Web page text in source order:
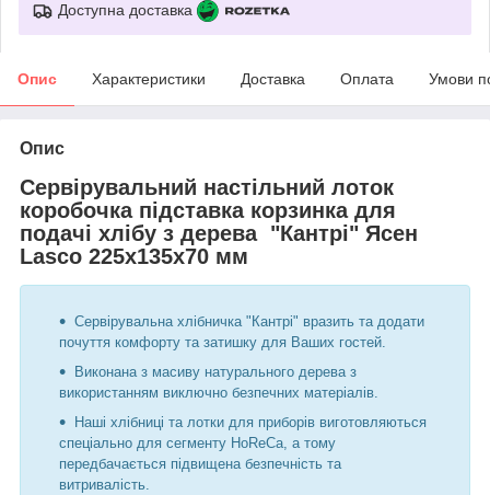
Доступна доставка
Опис Характеристики Доставка Оплата Умови
Опис
Сервірувальний настільний лоток
коробочка підставка корзинка для
подачі хлібу з дерева "Кантрі" Ясен
Lasco 225х135х70 мм
Сервірувальна хлібничка "Кантрі" вразить та додати
почуття комфорту та затишку для Ваших гостей.
Виконана з масиву натурального дерева з
використанням виключно безпечних матеріалів.
Наші хлібниці та лотки для приборів виготовляються
спеціально для сегменту HoReCa, а тому
передбачається підвищена безпечність та
витривалість.